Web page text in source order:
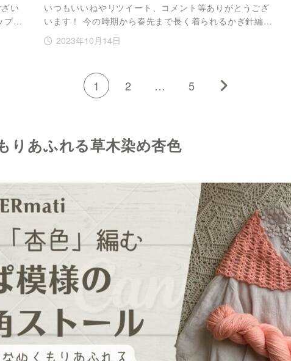
い
プ…
いつもいいねやリツイート、コメント等ありがとうござ
います！ 今の時期から春先まで長く着られるかぎ針編…
2023年10月14日
1 2 … 5
りあふれる草木染め杏色